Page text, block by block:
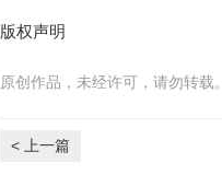
版权声明
原创作品，未经许可，请勿转载。
< 上一篇